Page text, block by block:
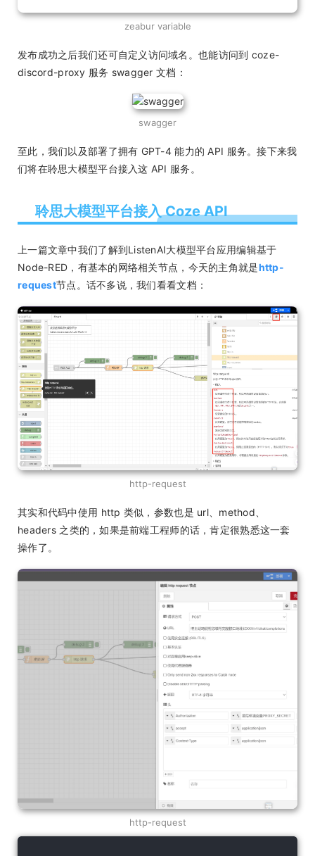
zeabur variable
发布成功之后我们还可自定义访问域名。也能访问到 coze-
discord-proxy 服务 swagger 文档：
swagger
至此，我们以及部署了拥有 GPT-4 能力的 API 服务。接下来我
们将在聆思大模型平台接入这 API 服务。
聆思大模型平台接入 Coze API
上一篇文章中我们了解到ListenAI大模型平台应用编辑基于
Node-RED，有基本的网络相关节点，今天的主角就是http-
request节点。话不多说，我们看看文档：
http-request
其实和代码中使用 http 类似，参数也是 url、method、
headers 之类的，如果是前端工程师的话，肯定很熟悉这一套
操作了。
http-request